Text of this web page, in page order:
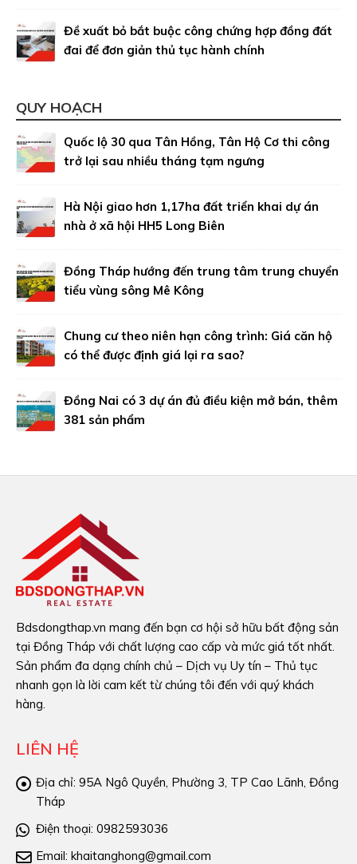
Đề xuất bỏ bắt buộc công chứng hợp đồng đất
đai để đơn giản thủ tục hành chính
QUY HOẠCH
Quốc lộ 30 qua Tân Hồng, Tân Hộ Cơ thi công
trở lại sau nhiều tháng tạm ngưng
Hà Nội giao hơn 1,17ha đất triển khai dự án
nhà ở xã hội HH5 Long Biên
Đồng Tháp hướng đến trung tâm trung chuyển
tiểu vùng sông Mê Kông
Chung cư theo niên hạn công trình: Giá căn hộ
có thể được định giá lại ra sao?
Đồng Nai có 3 dự án đủ điều kiện mở bán, thêm
381 sản phẩm
Bdsdongthap.vn mang đến bạn cơ hội sở hữu bất động sản
tại Đồng Tháp với chất lượng cao cấp và mức giá tốt nhất.
Sản phẩm đa dạng chính chủ – Dịch vụ Uy tín – Thủ tục
nhanh gọn là lời cam kết từ chúng tôi đến với quý khách
hàng.
LIÊN HỆ
Địa chỉ: 95A Ngô Quyền, Phường 3, TP Cao Lãnh, Đồng
Tháp
Điện thoại: 0982593036
Email: khaitanghong@gmail.com